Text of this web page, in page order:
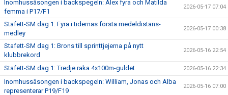
Inomhussäsongen i backspegeln: Alex fyra och Matilda
femma i P17/F1
2026-05-17 07:04
Stafett-SM dag 1: Fyra i tidernas första medeldistans-
medley
2026-05-17 00:38
Stafett-SM dag 1: Brons till sprinttjejerna på nytt
klubbrekord
2026-05-16 22:54
Stafett-SM dag 1: Tredje raka 4x100m-guldet 2026-05-16 22:34
Inomhussäsongen i backspegeln: William, Jonas och Alba
representerar P19/F19
2026-05-16 07:00